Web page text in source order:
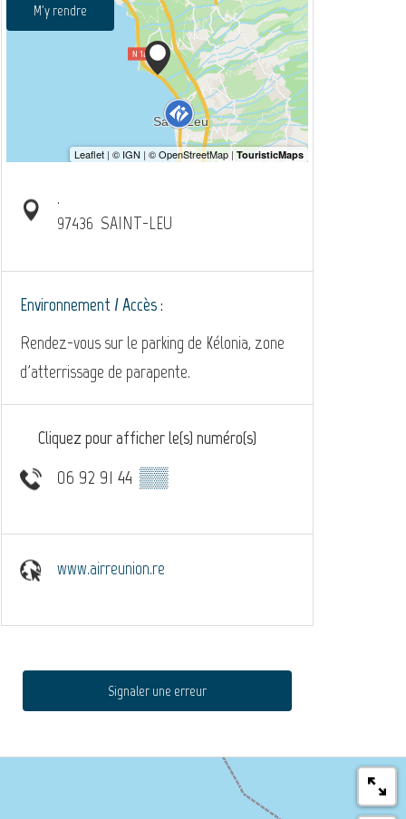
M'y rendre
.
97436 SAINT-LEU
Environnement / Accès :
Rendez-vous sur le parking de Kélonia, zone
d'atterrissage de parapente.
Cliquez pour afficher le(s) numéro(s)
06 92 91 44 ▒▒
www.airreunion.re
Signaler une erreur